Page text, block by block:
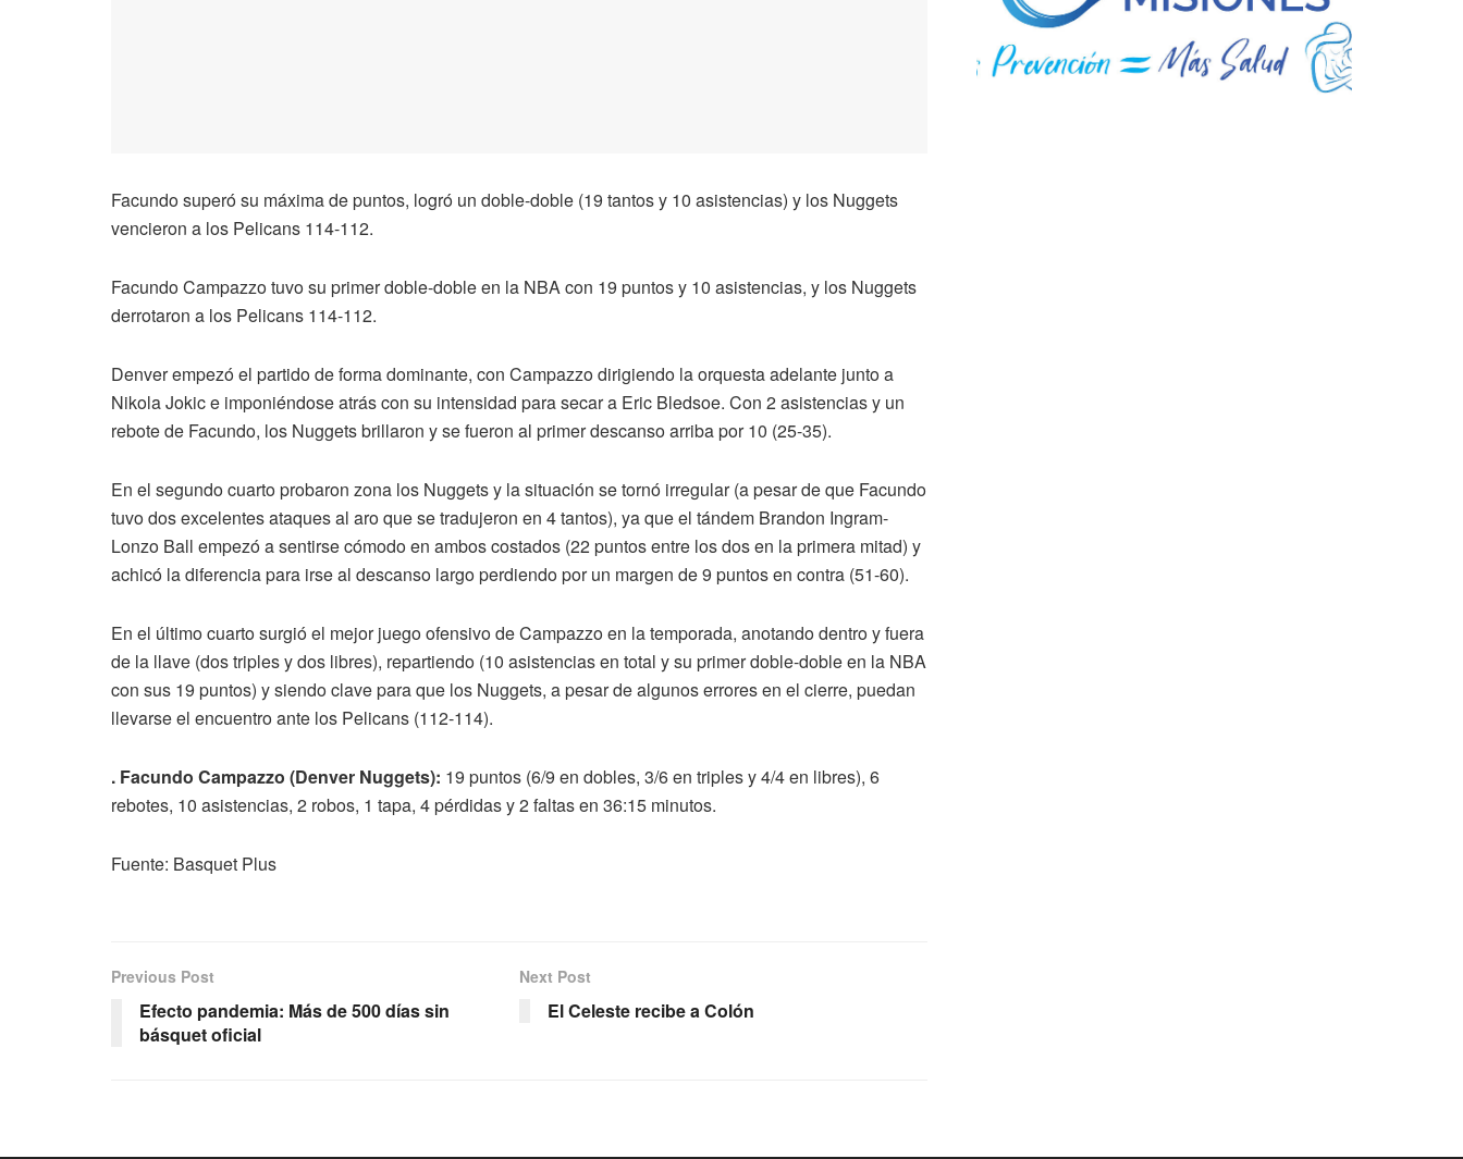
Facundo superó su máxima de puntos, logró un doble-doble (19 tantos y 10 asistencias) y los Nuggets
vencieron a los Pelicans 114-112.
Facundo Campazzo tuvo su primer doble-doble en la NBA con 19 puntos y 10 asistencias, y los Nuggets
derrotaron a los Pelicans 114-112.
Denver empezó el partido de forma dominante, con Campazzo dirigiendo la orquesta adelante junto a
Nikola Jokic e imponiéndose atrás con su intensidad para secar a Eric Bledsoe. Con 2 asistencias y un
rebote de Facundo, los Nuggets brillaron y se fueron al primer descanso arriba por 10 (25-35).
En el segundo cuarto probaron zona los Nuggets y la situación se tornó irregular (a pesar de que Facundo
tuvo dos excelentes ataques al aro que se tradujeron en 4 tantos), ya que el tándem Brandon Ingram-
Lonzo Ball empezó a sentirse cómodo en ambos costados (22 puntos entre los dos en la primera mitad) y
achicó la diferencia para irse al descanso largo perdiendo por un margen de 9 puntos en contra (51-60).
En el último cuarto surgió el mejor juego ofensivo de Campazzo en la temporada, anotando dentro y fuera
de la llave (dos triples y dos libres), repartiendo (10 asistencias en total y su primer doble-doble en la NBA
con sus 19 puntos) y siendo clave para que los Nuggets, a pesar de algunos errores en el cierre, puedan
llevarse el encuentro ante los Pelicans (112-114).
. Facundo Campazzo (Denver Nuggets): 19 puntos (6/9 en dobles, 3/6 en triples y 4/4 en libres), 6
rebotes, 10 asistencias, 2 robos, 1 tapa, 4 pérdidas y 2 faltas en 36:15 minutos.
Fuente: Basquet Plus
Previous Post
Efecto pandemia: Más de 500 días sin
básquet oficial
Next Post
El Celeste recibe a Colón